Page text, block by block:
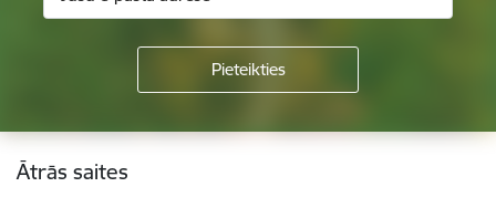
Kājene
Ātrās saites